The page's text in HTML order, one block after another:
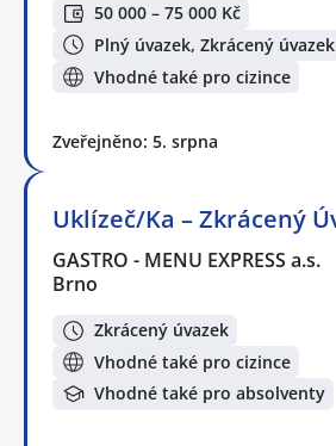
50 000 – 75 000 Kč
Plný úvazek, Zkrácený úvazek
Vhodné také pro cizince
Zveřejněno: 5. srpna
Uklízeč/Ka – Zkrácený
GASTRO - MENU EXPRESS a.s.
Brno
Zkrácený úvazek
Vhodné také pro cizince
Vhodné také pro absolventy